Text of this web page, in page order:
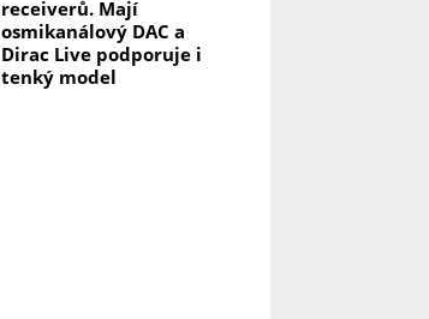
receiverů. Mají
osmikanálový DAC a
Dirac Live podporuje i
tenký model